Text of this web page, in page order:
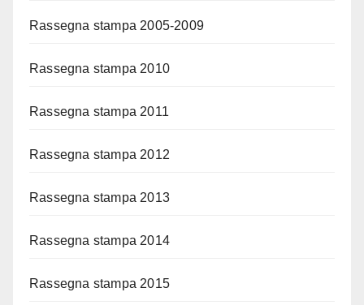
Rassegna stampa 2005-2009
Rassegna stampa 2010
Rassegna stampa 2011
Rassegna stampa 2012
Rassegna stampa 2013
Rassegna stampa 2014
Rassegna stampa 2015